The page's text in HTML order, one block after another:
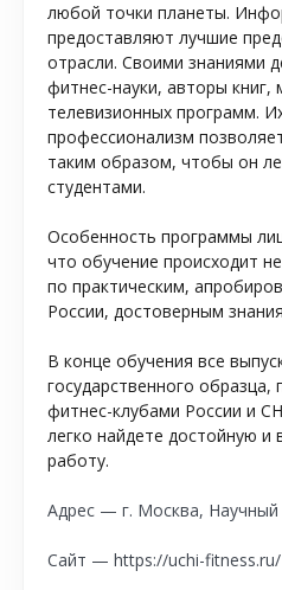
любой точки планеты.
предоставляют лучшие
отрасли. Своими знаниями
фитнес-науки, авторы
телевизионных программ.
профессионализм
таким образом, чтобы он
студентами.
Особенность программы
что обучение происходит
по практическим,
России, достоверным
В конце обучения все
государственного образца,
фитнес-клубами России и
легко найдете достойную
работу.
Адрес — г. Москва, Научный
Сайт — https://uchi-fitness.ru/